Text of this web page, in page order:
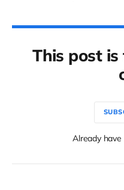
This post
Already have